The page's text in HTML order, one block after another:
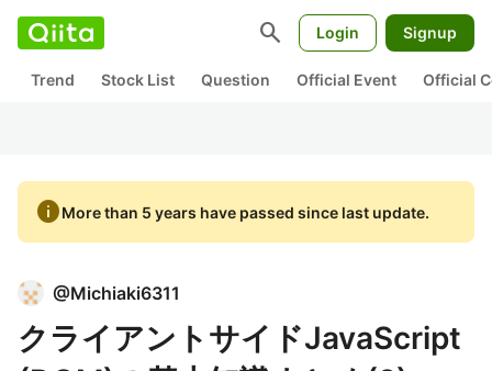
search Login Signup
Trend Stock List Question Official Event Official
infoMore than 5 years have passed since last update.
@Michiaki6311
クライアントサイドJavaScript